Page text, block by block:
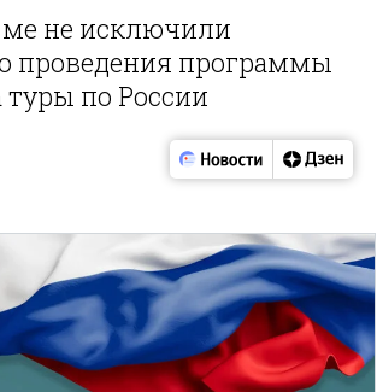
не исключили
проведения программы
туры по России